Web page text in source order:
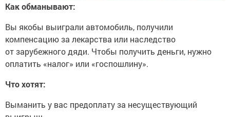
Как обманывают:
Вы якобы выиграли автомобиль, получили
компенсацию за лекарства или наследство
от зарубежного дяди. Чтобы получить деньги, нужно
оплатить «налог» или «госпошлину».
Что хотят:
Выманить у вас предоплату за несуществующий